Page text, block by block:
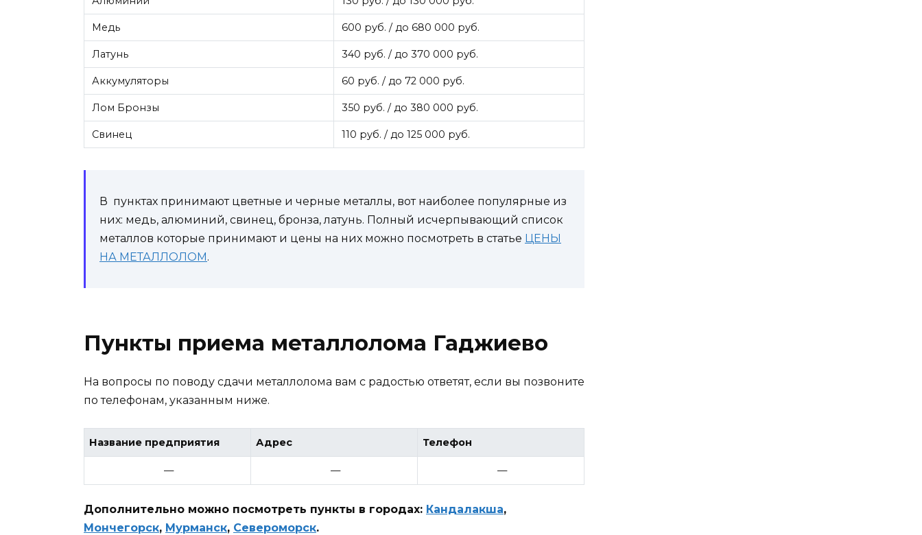
Медь 600 руб. / до 680 000 руб.
Латунь 340 руб. / до 370 000 руб.
Аккумуляторы 60 руб. / до 72 000 руб.
Лом Бронзы 350 руб. / до 380 000 руб.
Свинец 110 руб. / до 125 000 руб.
В пунктах принимают цветные и черные металлы, вот наиболее популярные из
них: медь, алюминий, свинец, бронза, латунь. Полный исчерпывающий список
металлов которые принимают и цены на них можно посмотреть в статье ЦЕНЫ
НА МЕТАЛЛОЛОМ.
Пункты приема металлолома Гаджиево
На вопросы по поводу сдачи металлолома вам с радостью ответят, если вы позвоните
по телефонам, указанным ниже.
Название предприятия Адрес Телефон
— — —
Дополнительно можно посмотреть пункты в городах: Кандалакша,
Мончегорск, Мурманск, Североморск.